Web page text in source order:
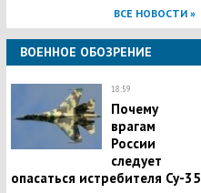
ВСЕ НОВОСТИ »
ВОЕННОЕ ОБОЗРЕНИЕ
18:59
Почему
врагам
России
следует
опасаться истребителя Су-35